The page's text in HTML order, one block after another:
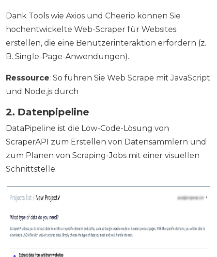
Dank Tools wie Axios und Cheerio können Sie
hochentwickelte Web-Scraper für Websites
erstellen, die eine Benutzerinteraktion erfordern (z.
B. Single-Page-Anwendungen).
Ressource: So führen Sie Web Scrape mit JavaScript
und Node.js durch
2. Datenpipeline
DataPipeline ist die Low-Code-Lösung von
ScraperAPI zum Erstellen von Datensammlern und
zum Planen von Scraping-Jobs mit einer visuellen
Schnittstelle.